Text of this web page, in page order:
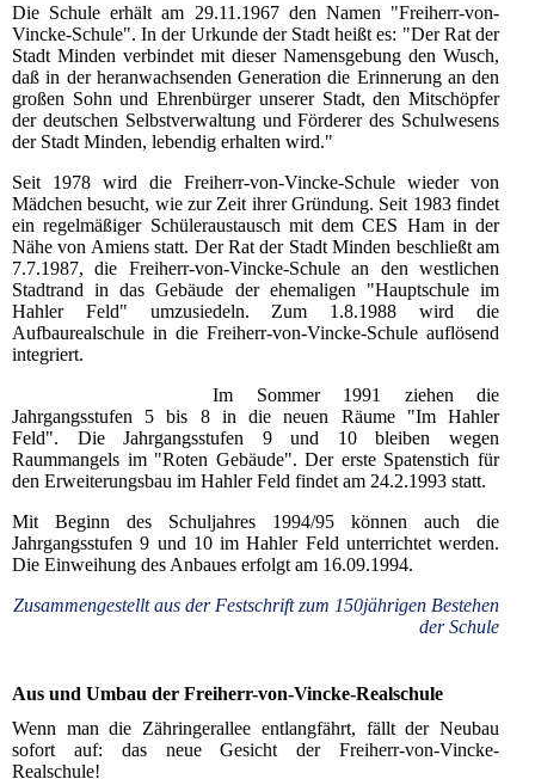
Die Schule erhält am 29.11.1967 den Namen "Freiherr-von-
Vincke-Schule". In der Urkunde der Stadt heißt es: "Der Rat der
Stadt Minden verbindet mit dieser Namensgebung den Wusch,
daß in der heranwachsenden Generation die Erinnerung an den
großen Sohn und Ehrenbürger unserer Stadt, den Mitschöpfer
der deutschen Selbstverwaltung und Förderer des Schulwesens
der Stadt Minden, lebendig erhalten wird."
Seit 1978 wird die Freiherr-von-Vincke-Schule wieder von
Mädchen besucht, wie zur Zeit ihrer Gründung. Seit 1983 findet
ein regelmäßiger Schüleraustausch mit dem CES Ham in der
Nähe von Amiens statt. Der Rat der Stadt Minden beschließt am
7.7.1987, die Freiherr-von-Vincke-Schule an den westlichen
Stadtrand in das Gebäude der ehemaligen "Hauptschule im
Hahler Feld" umzusiedeln. Zum 1.8.1988 wird die
Aufbaurealschule in die Freiherr-von-Vincke-Schule auflösend
integriert.
Im Sommer 1991 ziehen die
Jahrgangsstufen 5 bis 8 in die neuen Räume "Im Hahler
Feld". Die Jahrgangsstufen 9 und 10 bleiben wegen
Raummangels im "Roten Gebäude". Der erste Spatenstich für
den Erweiterungsbau im Hahler Feld findet am 24.2.1993 statt.
Mit Beginn des Schuljahres 1994/95 können auch die
Jahrgangsstufen 9 und 10 im Hahler Feld unterrichtet werden.
Die Einweihung des Anbaues erfolgt am 16.09.1994.
Zusammengestellt aus der Festschrift zum 150jährigen Bestehen
der Schule
Aus und Umbau der Freiherr-von-Vincke-Realschule
Wenn man die Zähringerallee entlangfährt, fällt der Neubau
sofort auf: das neue Gesicht der Freiherr-von-Vincke-
Realschule!